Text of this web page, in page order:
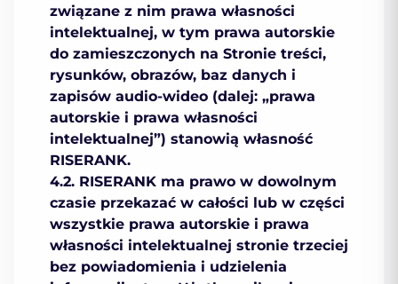
związane z nim prawa własności
intelektualnej, w tym prawa autorskie
do zamieszczonych na Stronie treści,
rysunków, obrazów, baz danych i
zapisów audio-wideo (dalej: „prawa
autorskie i prawa własności
intelektualnej”) stanowią własność
RISERANK.
4.2. RISERANK ma prawo w dowolnym
czasie przekazać w całości lub w części
wszystkie prawa autorskie i prawa
własności intelektualnej stronie trzeciej
bez powiadomienia i udzielenia